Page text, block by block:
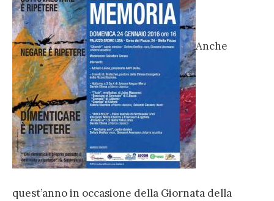
Anche
quest’anno in occasione della Giornata della